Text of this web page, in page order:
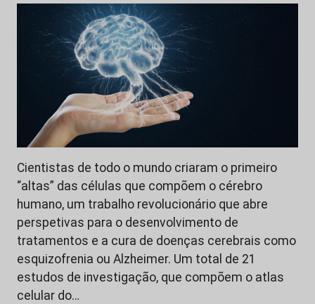
Cientistas de todo o mundo criaram o primeiro
“altas” das células que compõem o cérebro
humano, um trabalho revolucionário que abre
perspetivas para o desenvolvimento de
tratamentos e a cura de doenças cerebrais como
esquizofrenia ou Alzheimer. Um total de 21
estudos de investigação, que compõem o atlas
celular do…